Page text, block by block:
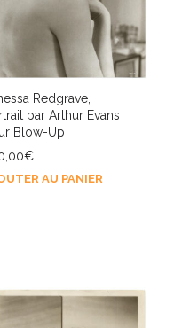
Redgrave,
par Arthur Evans
Blow-Up
€
AU PANIER